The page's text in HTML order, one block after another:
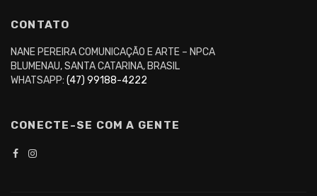
CONTATO
NANE PEREIRA COMUNICAÇÃO E ARTE – NPCA
BLUMENAU, SANTA CATARINA, BRASIL
WHATSAPP: (47) 99188-4222
CONECTE-SE COM A GENTE